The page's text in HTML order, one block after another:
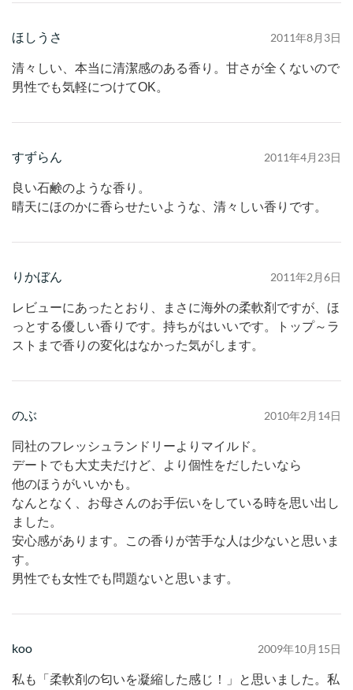
ほしうさ 2011年8月3日
清々しい、本当に清潔感のある香り。甘さが全くないので
男性でも気軽につけてOK。
すずらん 2011年4月23日
良い石鹸のような香り。
晴天にほのかに香らせたいような、清々しい香りです。
りかぼん 2011年2月6日
レビューにあったとおり、まさに海外の柔軟剤ですが、ほ
っとする優しい香りです。持ちがはいいです。トップ～ラ
ストまで香りの変化はなかった気がします。
のぶ 2010年2月14日
同社のフレッシュランドリーよりマイルド。
デートでも大丈夫だけど、より個性をだしたいなら
他のほうがいいかも。
なんとなく、お母さんのお手伝いをしている時を思い出し
ました。
安心感があります。この香りが苦手な人は少ないと思いま
す。
男性でも女性でも問題ないと思います。
koo 2009年10月15日
私も「柔軟剤の匂いを凝縮した感じ！」と思いました。私